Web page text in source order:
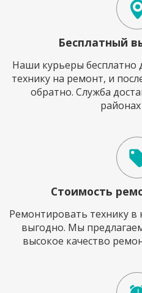
Бесплатный
Наши курьеры
технику на ремонт, и
обратно. Служба
Стоимость
Ремонтировать технику
выгодно. Мы
высокое качество